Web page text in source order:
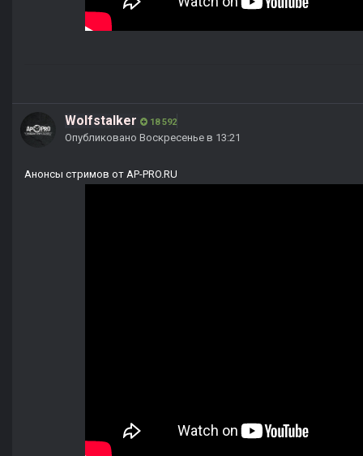
Wolfstalker 18 592
Опубликовано Воскресенье в 13:21
Анонсы стримов от AP-PRO.RU